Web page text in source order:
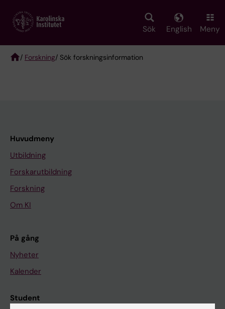
main
Sök English Meny
/ Forskning/ Sök forskningsinformation
Huvudmeny
Utbildning
Forskarutbildning
Forskning
Om KI
På gång
Nyheter
Kalender
Student